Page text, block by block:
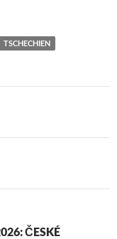
TSCHECHIEN
ČESKÉ